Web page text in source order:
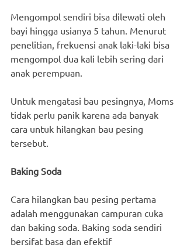
Mengompol sendiri bisa dilewati oleh
bayi hingga usianya 5 tahun. Menurut
penelitian, frekuensi anak laki-laki bisa
mengompol dua kali lebih sering dari
anak perempuan.
Untuk mengatasi bau pesingnya, Moms
tidak perlu panik karena ada banyak
cara untuk hilangkan bau pesing
tersebut.
Baking Soda
Cara hilangkan bau pesing pertama
adalah menggunakan campuran cuka
dan baking soda. Baking soda sendiri
bersifat basa dan efektif